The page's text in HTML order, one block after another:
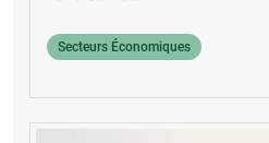
Secteurs Économiques